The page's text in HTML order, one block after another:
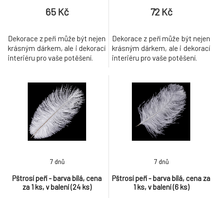
65 Kč
Dekorace z peří může být nejen
krásným dárkem, ale i dekorací
interiéru pro vaše potěšení.
72 Kč
Dekorace z peří může být nejen
krásným dárkem, ale i dekorací
interiéru pro vaše potěšení.
Pštrosí peří - barva bílá, cena
za 1 ks, v balení (24 ks)
7 dnů
Pštrosí peří - barva bílá, cena za
1 ks, v balení (6 ks)
7 dnů